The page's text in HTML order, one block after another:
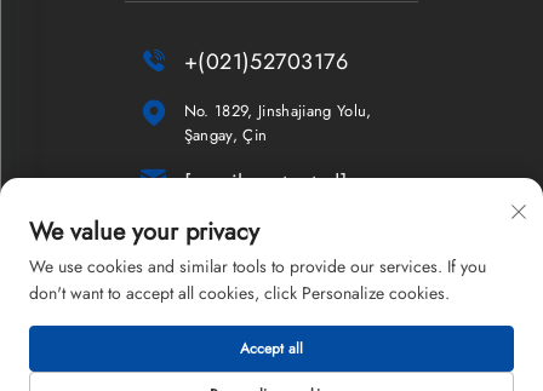
 +(021)52703176

No. 1829, Jinshajiang Yolu,
Şangay, Çin
 [email protected]
Bülten
Telif Hakkı © 2026 Shanghai Maxam Şirketi Limited. Tüm hakları saklıdır.
We value your privacy
We use cookies and similar tools to provide our services. If you
don't want to accept all cookies, click Personalize cookies.
Accept all